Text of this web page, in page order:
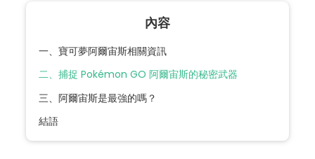
內容
一、寶可夢阿爾宙斯相關資訊
二、捕捉 Pokémon GO 阿爾宙斯的秘密武器
三、阿爾宙斯是最強的嗎？
結語